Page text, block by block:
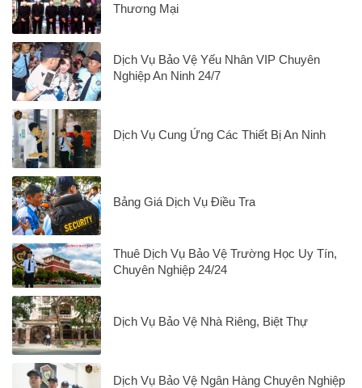
Thương Mại
Dịch Vụ Bảo Vệ Yếu Nhân VIP Chuyên
Nghiệp An Ninh 24/7
Dịch Vụ Cung Ứng Các Thiết Bị An Ninh
Bảng Giá Dịch Vụ Điều Tra
Thuê Dịch Vụ Bảo Vệ Trường Học Uy Tín,
Chuyên Nghiệp 24/24
Dịch Vụ Bảo Vệ Nhà Riêng, Biệt Thự
Dịch Vụ Bảo Vệ Ngân Hàng Chuyên Nghiệp